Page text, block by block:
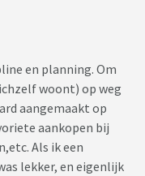
en planning. Om
woont) op weg
aangemaakt op
aankopen bij
Als ik een
lekker, en eigenlijk